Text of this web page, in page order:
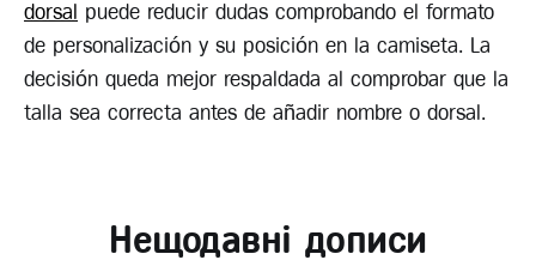
dorsal puede reducir dudas comprobando el formato
de personalización y su posición en la camiseta. La
decisión queda mejor respaldada al comprobar que la
talla sea correcta antes de añadir nombre o dorsal.
Нещодавні дописи